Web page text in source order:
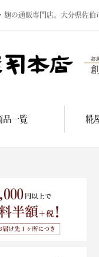
麹の通販専門店。大分県佐伯
品一覧 糀